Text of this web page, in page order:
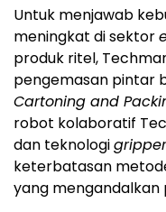
Untuk menjawab
meningkat di sektor
produk ritel,
pengemasan pintar
Cartoning and
robot kolaboratif
dan teknologigripper
keterbatasan
yang mengandalkan